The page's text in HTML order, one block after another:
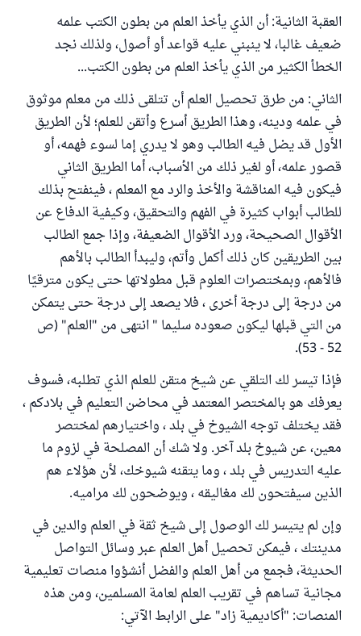
العقبة الثانية: أن الذي يأخذ العلم من بطون الكتب علمه
ضعيف غالبا، لا ينبني عليه قواعد أو أصول، ولذلك نجد
الخطأ الكثير من الذي يأخذ العلم من بطون الكتب...
الثاني: من طرق تحصيل العلم أن تتلقى ذلك من معلم موثوق
في علمه ودينه، وهذا الطريق أسرع وأتقن للعلم؛ لأن الطريق
الأول قد يضل فيه الطالب وهو لا يدري إما لسوء فهمه، أو
قصور علمه، أو لغير ذلك من الأسباب، أما الطريق الثاني
فيكون فيه المناقشة والأخذ والرد مع المعلم ، فينفتح بذلك
للطالب أبواب كثيرة في الفهم والتحقيق، وكيفية الدفاع عن
الأقوال الصحيحة، ورد الأقوال الضعيفة، وإذا جمع الطالب
بين الطريقين كان ذلك أكمل وأتم، وليبدأ الطالب بالأهم
فالأهم، وبمختصرات العلوم قبل مطولاتها حتى يكون مترقيًا
من درجة إلى درجة أخرى ، فلا يصعد إلى درجة حتى يتمكن
من التي قبلها ليكون صعوده سليما " انتهى من "العلم" (ص
52 - 53).
فإذا تيسر لك التلقي عن شيخ متقن للعلم الذي تطلبه، فسوف
يعرفك هو بالمختصر المعتمد في محاضن التعليم في بلادكم ،
فقد يختلف توجه الشيوخ في بلد ، واختيارهم لمختصر
معين، عن شيوخ بلد آخر. ولا شك أن المصلحة في لزوم ما
عليه التدريس في بلد ، وما يتقنه شيوخك، لأن هؤلاء هم
الذين سيفتحون لك مغاليقه ، ويوضحون لك مراميه.
وإن لم يتيسر لك الوصول إلى شيخ ثقة في العلم والدين في
مدينتك ، فيمكن تحصيل أهل العلم عبر وسائل التواصل
الحديثة، فجمع من أهل العلم والفضل أنشؤوا منصات تعليمية
مجانية تساهم في تقريب العلم لعامة المسلمين، ومن هذه
المنصات: "أكاديمية زاد" على الرابط الآتي: